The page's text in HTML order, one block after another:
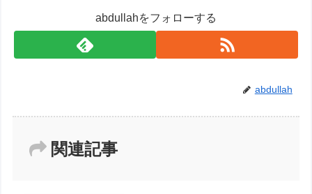
abdullahをフォローする
abdullah
関連記事